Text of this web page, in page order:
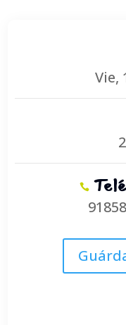
Vie,